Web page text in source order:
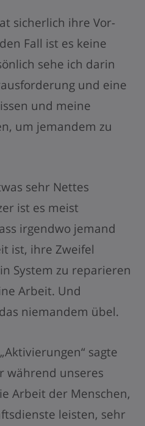
sicherlich ihre Vor-
Fall ist es keine
sehe ich darin
und eine
und meine
um jemandem zu
sehr Nettes
ist es meist
irgendwo jemand
ist, ihre Zweifel
System zu reparieren
Arbeit. Und
niemandem übel.
sagte
während unseres
Arbeit der Menschen,
leisten, sehr